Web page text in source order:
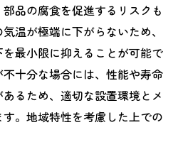
することの重要性
した業者の探し方
本県でのエコキュート修理
とその効果
が提供する独自サービス
品の腐食を促進するリスクも
温が極端に下がらないため、
最小限に抑えることが可能で
十分な場合には、性能や寿命
るため、適切な設置環境とメ
。地域特性を考慮した上での